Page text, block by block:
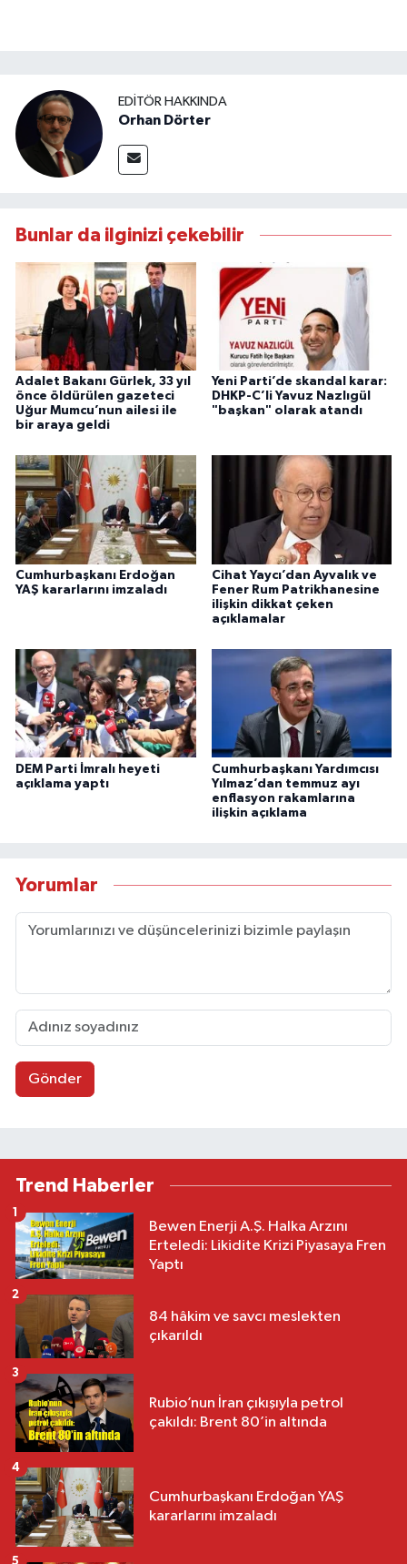
EDITÖR HAKKINDA
Orhan Dörter
Bunlar da ilginizi çekebilir
Adalet Bakanı Gürlek, 33 yıl
önce öldürülen gazeteci
Uğur Mumcu’nun ailesi ile
bir araya geldi
Yeni Parti’de skandal karar:
DHKP-C’li Yavuz Nazlıgül
"başkan" olarak atandı
Cumhurbaşkanı Erdoğan
YAŞ kararlarını imzaladı
Cihat Yaycı’dan Ayvalık ve
Fener Rum Patrikhanesine
ilişkin dikkat çeken
açıklamalar
DEM Parti İmralı heyeti
açıklama yaptı
Cumhurbaşkanı Yardımcısı
Yılmaz’dan temmuz ayı
enflasyon rakamlarına
ilişkin açıklama
Yorumlar
Gönder
Trend Haberler
Bewen Enerji A.Ş. Halka Arzını
Erteledi: Likidite Krizi Piyasaya Fren
Yaptı
1
84 hâkim ve savcı meslekten
çıkarıldı
2
Rubio’nun İran çıkışıyla petrol
çakıldı: Brent 80’in altında
3
Cumhurbaşkanı Erdoğan YAŞ
kararlarını imzaladı
4
5